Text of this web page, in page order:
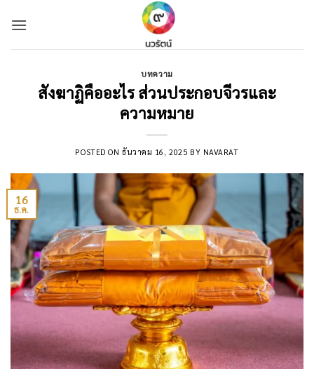
บทความ
สังฆาฏิคืออะไร ส่วนประกอบจีวรและ
ความหมาย
POSTED ONธันวาคม 16, 2025 BY NAVARAT
16
ธ.ค.